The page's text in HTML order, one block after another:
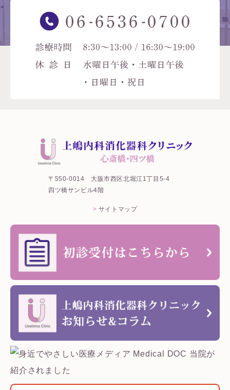
〒550-0014 大阪市西区北堀江1丁目5-4
四ツ橋サンビル4階
サイトマップ